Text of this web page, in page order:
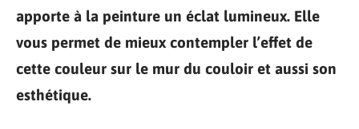
apporte à la peinture un éclat lumineux. Elle
vous permet de mieux contempler l’effet de
cette couleur sur le mur du couloir et aussi son
esthétique.